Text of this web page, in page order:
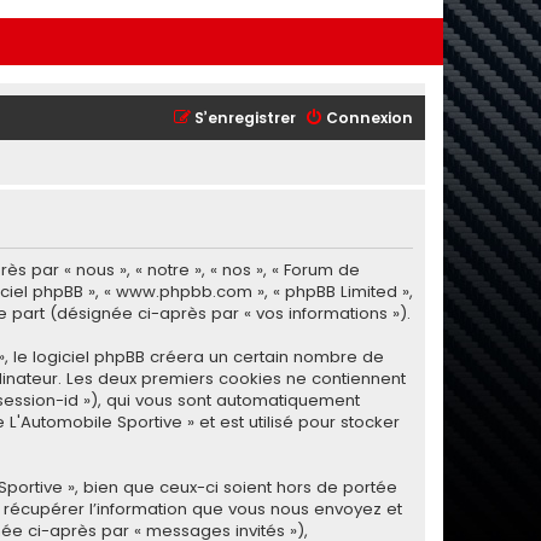
Connexion
S’enregistrer
« nous », « notre », « nos », « Forum de
phpBB », « www.phpbb.com », « phpBB Limited »,
part (désignée ci-après par « vos informations »).
le logiciel phpBB créera un certain nombre de
Les deux premiers cookies ne contiennent
id »), qui vous sont automatiquement
Sportive » et est utilisé pour stocker
», bien que ceux-ci soient hors de portée
l’information que vous nous envoyez et
ci-après par « messages invités »),